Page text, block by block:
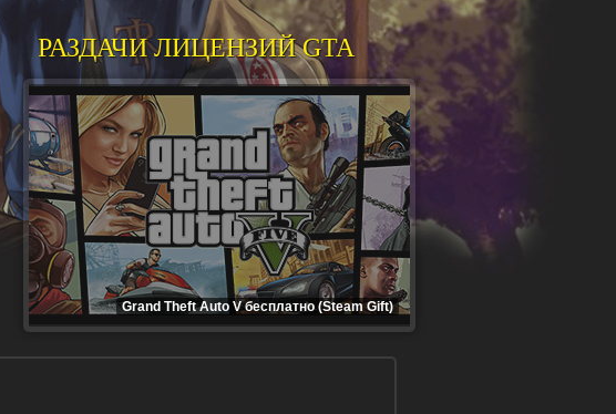
РАЗДАЧИ ЛИЦЕНЗИЙ GTA
Grand Theft Auto V бесплатно (Steam Gift)